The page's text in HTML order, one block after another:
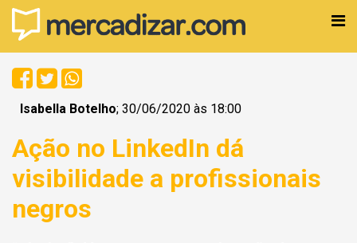
Isabella Botelho; 30/06/2020 às 18:00
Ação no LinkedIn dá
visibilidade a profissionais
negros